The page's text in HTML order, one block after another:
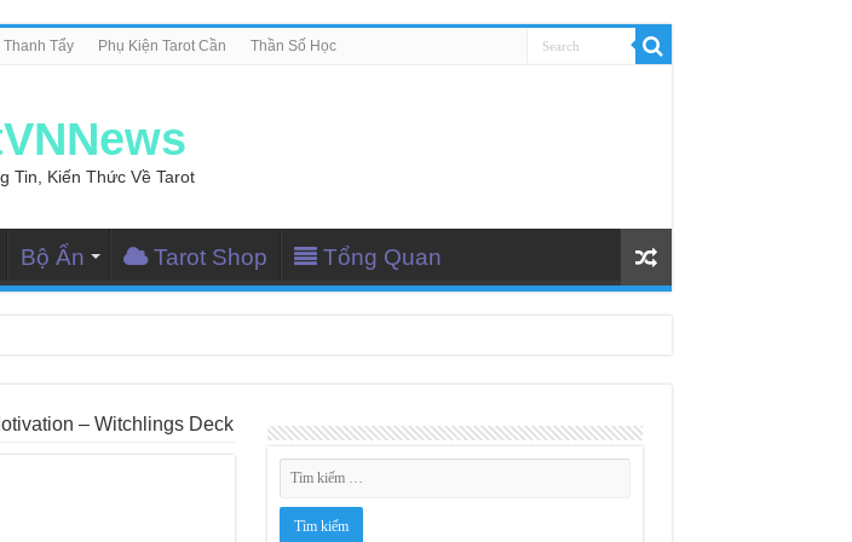
Tẩy Phụ Kiện Tarot Cần Thần Số Học
Tin, Kiến Thức Về Tarot
Bộ Ẩn Tarot Shop Tổng Quan
Linh – Witchlings Deck